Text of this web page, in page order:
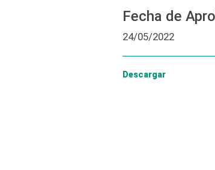
Fecha de
24/05/2022
Descargar